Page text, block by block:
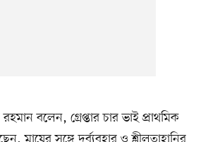
বলেন, গ্রেপ্তার চার ভাই প্রাথমিক